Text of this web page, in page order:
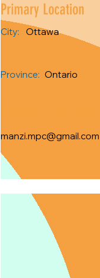
Primary Location
City: Ottawa
Province: Ontario
manzi.mpc@gmail.com